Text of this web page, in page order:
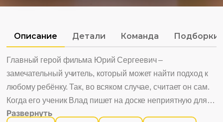
Описание Детали Команда Подборки
Главный герой фильма Юрий Сергеевич –
замечательный учитель, который может найти подход к
любому ребёнку. Так, во всяком случае, считает он сам.
Когда его ученик Влад пишет на доске неприятную для
него надпись, Юрий Сергеевич, раскрыв, кто виновен,
Развернуть